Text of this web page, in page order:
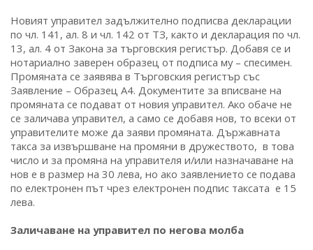
Новият управител задължително подписва декларации
по чл. 141, ал. 8 и чл. 142 от ТЗ, както и декларация по чл.
13, ал. 4 от Закона за търговския регистър. Добавя се и
нотариално заверен образец от подписа му – спесимен.
Промяната се заявява в Търговския регистър със
Заявление – Образец А4. Документите за вписване на
промяната се подават от новия управител. Ако обаче не
се заличава управител, а само се добавя нов, то всеки от
управителите може да заяви промяната. Държавната
такса за извършване на промяни в дружеството, в това
число и за промяна на управителя и/или назначаване на
нов е в размер на 30 лева, но ако заявлението се подава
по електронен път чрез електронен подпис таксата е 15
лева.
Заличаване на управител по негова молба